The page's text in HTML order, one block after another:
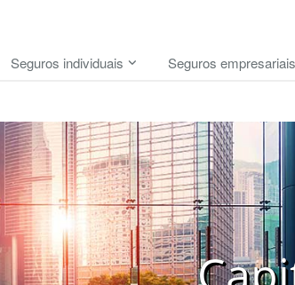
Seguros individuais Seguros empresariais